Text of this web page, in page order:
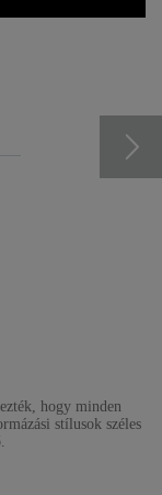
hogy minden
stílusok széles